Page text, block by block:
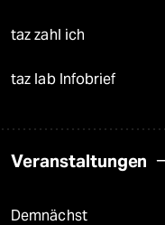
taz zahl ich
taz lab Infobrief
Veranstaltungen
Demnächst